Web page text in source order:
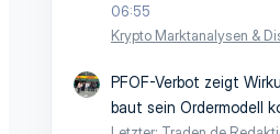
06:55
Krypto Marktanalysen &
PFOF-Verbot zeigt
baut sein Ordermodell